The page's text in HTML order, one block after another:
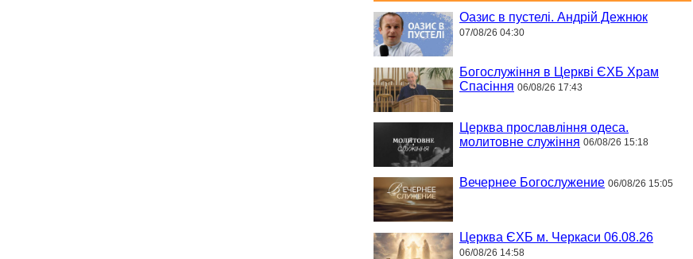
Оазис в пустелі. Андрій Дежнюк
07/08/26 04:30
Богослужіння в Церкві ЄХБ Храм
Спасіння 06/08/26 17:43
Церква прославління одеса.
молитовне служіння 06/08/26 15:18
Вечернее Богослужение 06/08/26 15:05
Церква ЄХБ м. Черкаси 06.08.26
06/08/26 14:58